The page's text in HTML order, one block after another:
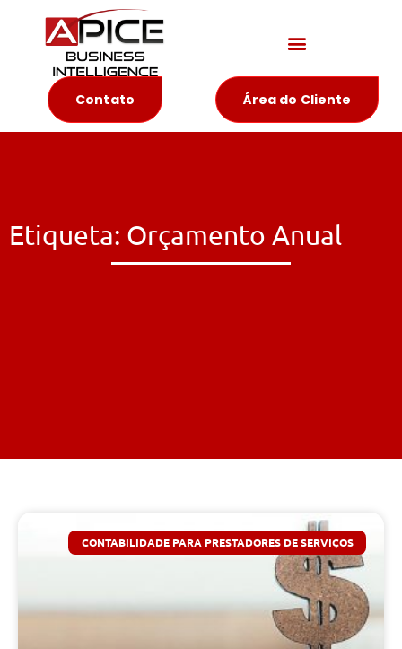
Contato Área do Cliente
Etiqueta: Orçamento Anual
CONTABILIDADE PARA PRESTADORES DE SERVIÇOS